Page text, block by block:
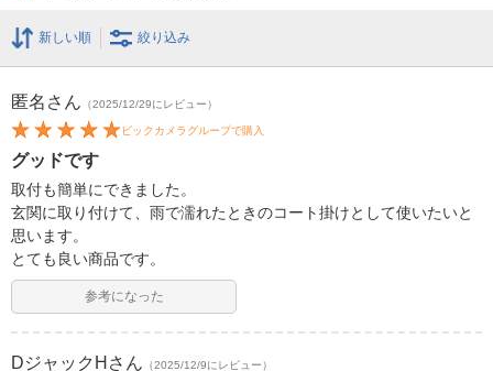
新しい順 絞り込み
匿名 さん （2025/12/29にレビュー）
ビックカメラグループで購入
グッドです
取付も簡単にできました。
玄関に取り付けて、雨で濡れたときのコート掛けとして使いたいと
思います。
とても良い商品です。
参考になった
DジャックH さん （2025/12/9にレビュー）